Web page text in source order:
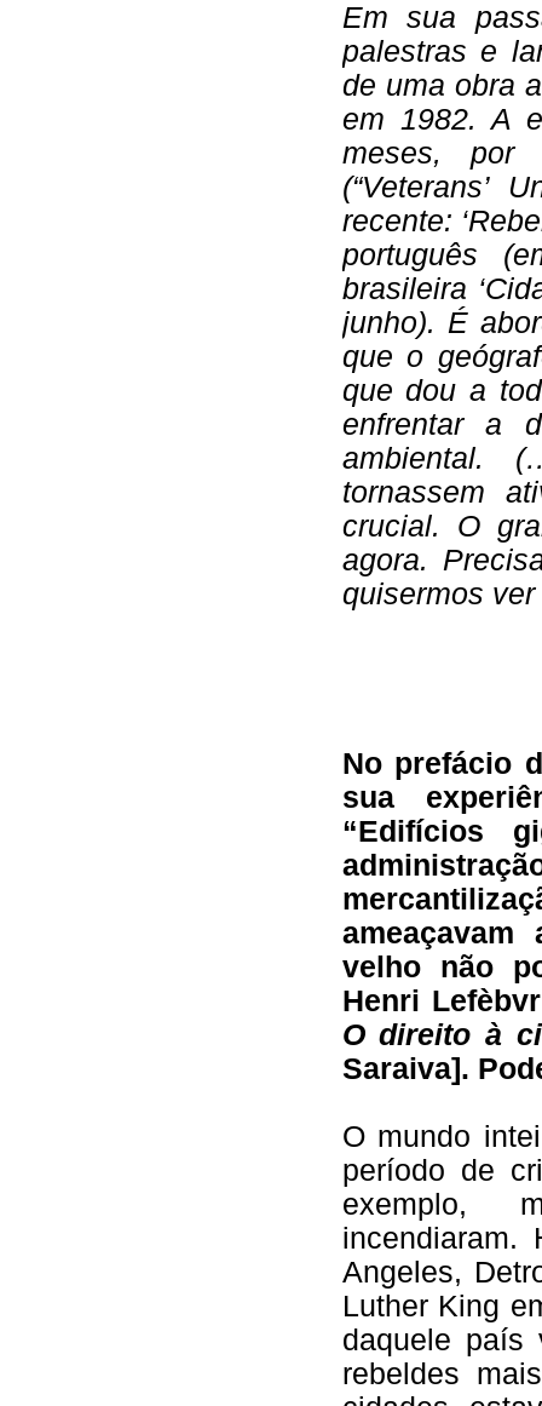
Em sua
palestras e
de uma obra
em 1982. A
meses, por
(“Veterans’
recente: ‘
português
brasileira ‘
junho). É
que o
que dou a
enfrentar a
ambiental.
tornassem
crucial. O
agora.
quisermos
No prefácio
sua
“Edifícios
velho não
Henri
O direito à
Saraiva].
O mundo
período de
exemplo,
incendiaram.
Angeles,
Luther King
daquele país
rebeldes